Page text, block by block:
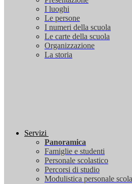
I luoghi
Le persone
I numeri della scuola
Le carte della scuola
Organizzazione
La storia
Servizi
Panoramica
Famiglie e studenti
Personale scolastico
Percorsi di studio
Modulistica personale